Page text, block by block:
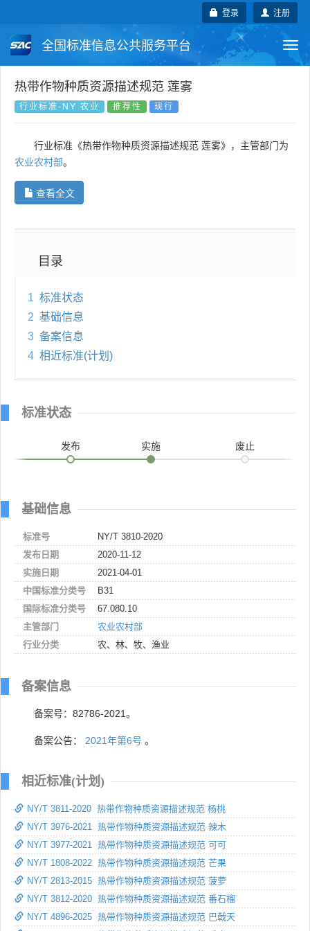
注册
登录
全国标准信息公共服务平台
国家标准 行业标准
国外标准 技术委员会
热带作物种质资源描述规范 莲雾
行业标准-NY 农业 推荐性 现行
行业标准《热带作物种质资源描述规范 莲雾》，主管部门为
农业农村部。
查看全文
目录
1 标准状态
2 基础信息
3 备案信息
4 相近标准(计划)
标准状态
发布 实施 废止
基础信息
标准号
NY/T 3810-2020
发布日期
2020-11-12
实施日期
2021-04-01
中国标准分类号
B31
国际标准分类号
67.080.10
主管部门
农业农村部
行业分类
农、林、牧、渔业
备案信息
备案号：82786-2021。
备案公告： 2021年第6号 。
相近标准(计划)
NY/T 3811-2020 热带作物种质资源描述规范 杨桃
NY/T 3976-2021 热带作物种质资源描述规范 辣木
NY/T 3977-2021 热带作物种质资源描述规范 可可
NY/T 1808-2022 热带作物种质资源描述规范 芒果
NY/T 2813-2015 热带作物种质资源描述规范 菠萝
NY/T 3812-2020 热带作物种质资源描述规范 番石榴
NY/T 4896-2025 热带作物种质资源描述规范 巴戟天